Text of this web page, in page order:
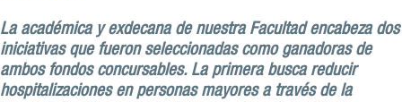
La académica y exdecana de nuestra Facultad encabeza dos
iniciativas que fueron seleccionadas como ganadoras de
ambos fondos concursables. La primera busca reducir
hospitalizaciones en personas mayores a través de la